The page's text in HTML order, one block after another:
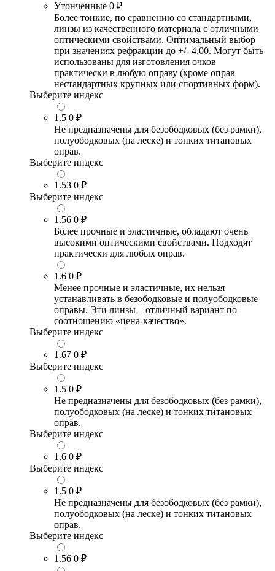
Утонченные 0 ₽
Более тонкие, по сравнению со стандартными,
линзы из качественного материала с отличными
оптическими свойствами. Оптимальный выбор
при значениях рефракции до +/- 4.00. Могут быть
использованы для изготовления очков
практически в любую оправу (кроме оправ
нестандартных крупных или спортивных форм).
Выберите индекс
1.5 0 ₽
Не предназначены для безободковых (без рамки),
полуободковых (на леске) и тонких титановых
оправ.
Выберите индекс
1.53 0 ₽
Выберите индекс
1.56 0 ₽
Более прочные и эластичные, обладают очень
высокими оптическими свойствами. Подходят
практически для любых оправ.
1.6 0 ₽
Менее прочные и эластичные, их нельзя
устанавливать в безободковые и полуободковые
оправы. Эти линзы – отличный вариант по
соотношению «цена-качество».
Выберите индекс
1.67 0 ₽
Выберите индекс
1.5 0 ₽
Не предназначены для безободковых (без рамки),
полуободковых (на леске) и тонких титановых
оправ.
Выберите индекс
1.6 0 ₽
Выберите индекс
1.5 0 ₽
Не предназначены для безободковых (без рамки),
полуободковых (на леске) и тонких титановых
оправ.
Выберите индекс
1.56 0 ₽